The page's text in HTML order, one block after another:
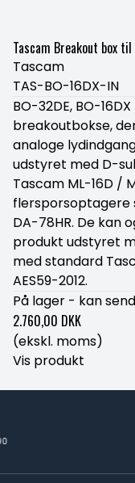
Tascam Breakout box
Tascam
TAS-BO-16DX-IN
BO-32DE, BO-
breakoutbokse,
analoge
udstyret med D-
Tascam ML-16D /
flersporsoptagere
DA-78HR. De kan
produkt udstyret
med standard
AES59-2012.
På lager - kan
2.760,00 DKK
(ekskl. moms)
Vis produkt